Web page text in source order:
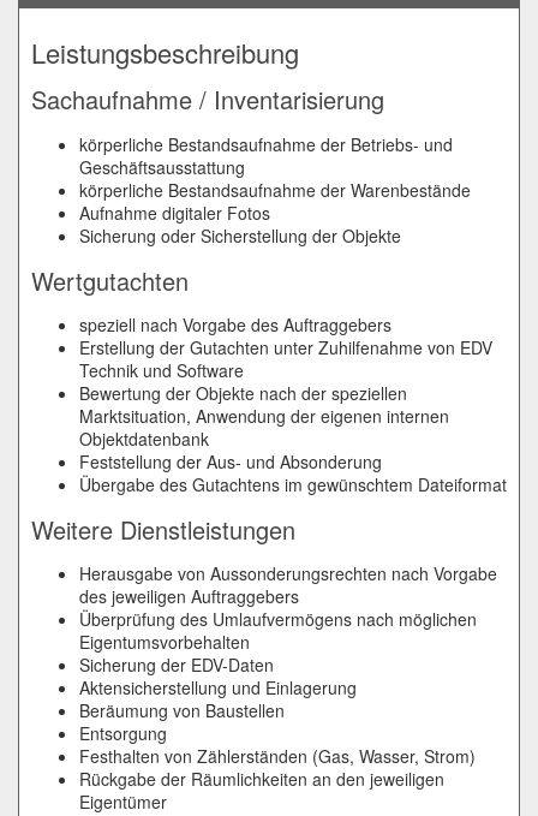
Leistungsbeschreibung
Sachaufnahme / Inventarisierung
körperliche Bestandsaufnahme der Betriebs- und
Geschäftsausstattung
körperliche Bestandsaufnahme der Warenbestände
Aufnahme digitaler Fotos
Sicherung oder Sicherstellung der Objekte
Wertgutachten
speziell nach Vorgabe des Auftraggebers
Erstellung der Gutachten unter Zuhilfenahme von EDV
Technik und Software
Bewertung der Objekte nach der speziellen
Marktsituation, Anwendung der eigenen internen
Objektdatenbank
Feststellung der Aus- und Absonderung
Übergabe des Gutachtens im gewünschtem Dateiformat
Weitere Dienstleistungen
Herausgabe von Aussonderungsrechten nach Vorgabe
des jeweiligen Auftraggebers
Überprüfung des Umlaufvermögens nach möglichen
Eigentumsvorbehalten
Sicherung der EDV-Daten
Aktensicherstellung und Einlagerung
Beräumung von Baustellen
Entsorgung
Festhalten von Zählerständen (Gas, Wasser, Strom)
Rückgabe der Räumlichkeiten an den jeweiligen
Eigentümer